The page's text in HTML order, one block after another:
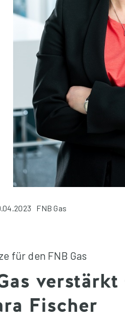
FNB Gas
für den FNB Gas
Fischer